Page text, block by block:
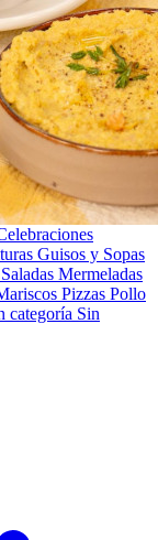
Guisos y Sopas
Mermeladas
Pizzas Pollo
categoría Sin